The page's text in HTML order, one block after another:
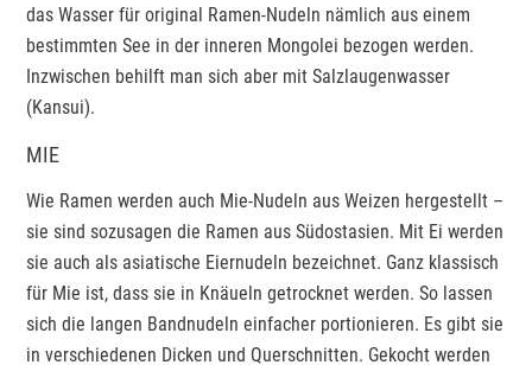
das Wasser für original Ramen-Nudeln nämlich aus einem
bestimmten See in der inneren Mongolei bezogen werden.
Inzwischen behilft man sich aber mit Salzlaugenwasser
(Kansui).
MIE
Wie Ramen werden auch Mie-Nudeln aus Weizen hergestellt –
sie sind sozusagen die Ramen aus Südostasien. Mit Ei werden
sie auch als asiatische Eiernudeln bezeichnet. Ganz klassisch
für Mie ist, dass sie in Knäueln getrocknet werden. So lassen
sich die langen Bandnudeln einfacher portionieren. Es gibt sie
in verschiedenen Dicken und Querschnitten. Gekocht werden